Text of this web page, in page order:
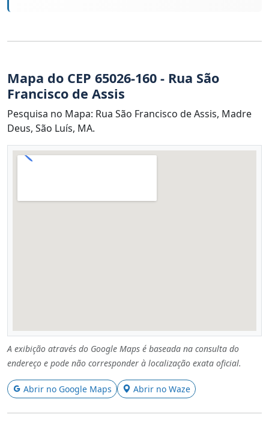
Mapa do CEP 65026-160 - Rua São
Francisco de Assis
Pesquisa no Mapa: Rua São Francisco de Assis, Madre
Deus, São Luís, MA.
A exibição através do Google Maps é baseada na consulta do
endereço e pode não corresponder à localização exata oficial.
Abrir no Google Maps Abrir no Waze